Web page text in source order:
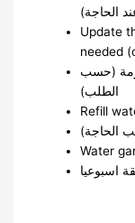
الحاجة)
Update
needed
(حسب
الطلب)
Refill
الحاجة)
Water
اسبوعيا